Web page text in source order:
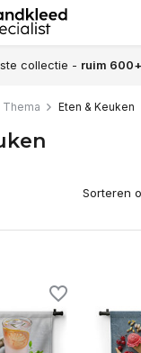
collectie - ruim
Thema Eten & Keuken
Sorteren